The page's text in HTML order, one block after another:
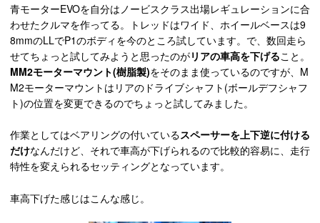
青モーターEVOを自分はノービスクラス出場レギュレーションに合
わせたクルマを作ってる。トレッドはワイド、ホイールベースは9
8mmのLLでP1のボディを今のところ試しています。で、数回走ら
せてちょっと試してみようと思ったのがリアの車高を下げること。
MM2モーターマウント(樹脂製)をそのまま使っているのですが、M
M2モーターマウントはリアのドライブシャフト(ボールデフシャフ
ト)の位置を変更できるのでちょっと試してみました。
作業としてはベアリングの付いているスペーサーを上下逆に付ける
だけなんだけど、それで車高が下げられるので比較的容易に、走行
特性を変えられるセッティングとなっています。
車高下げた感じはこんな感じ。